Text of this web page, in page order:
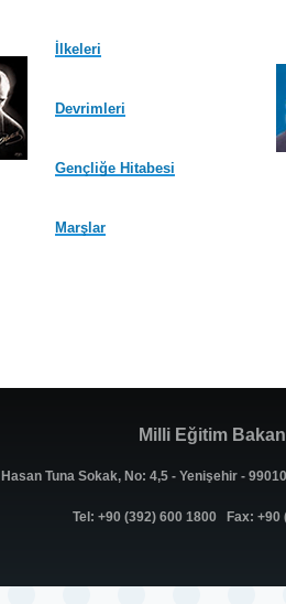
İlkeleri
Devrimleri
Gençliğe Hitabesi
Marşlar
Milli Eğitim
Tuna Sokak, No: 4,5 - Yenişehir -
Tel: +90 (392) 600 1800 Fax: +90